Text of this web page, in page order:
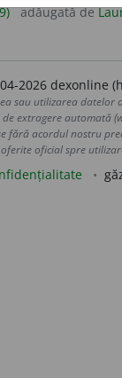
adăugată de
2026 dexonline
sau utilizarea datelor
extragere automată
fără acordul nostru
oficial spre